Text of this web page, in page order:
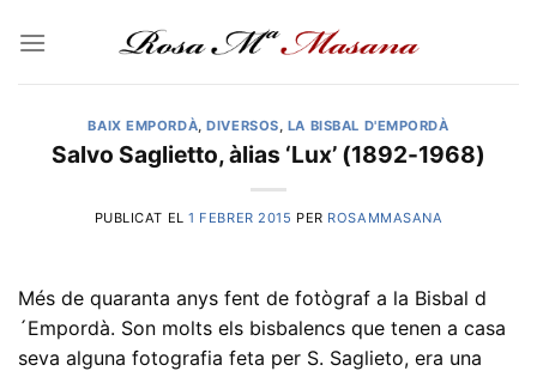
BAIX EMPORDÀ,DIVERSOS, LA BISBAL D'EMPORDÀ
Salvo Saglietto, àlias ‘Lux’ (1892-1968)
PUBLICAT EL1 FEBRER 2015 PER ROSAMMASANA
Més de quaranta anys fent de fotògraf a la Bisbal d
´Empordà. Son molts els bisbalencs que tenen a casa
seva alguna fotografia feta per S. Saglieto, era una